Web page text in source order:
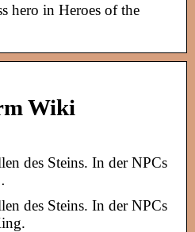
hero in Heroes of the
Wiki
des Steins. In der NPCs
des Steins. In der NPCs